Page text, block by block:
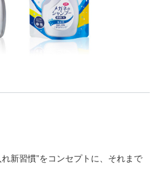
新習慣”をコンセプトに、それまで